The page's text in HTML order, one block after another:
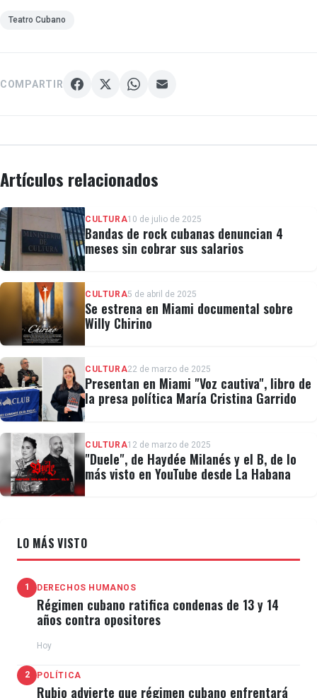
Teatro Cubano
COMPARTIR
Artículos relacionados
CULTURA10 de julio de 2025
Bandas de rock cubanas denuncian 4
meses sin cobrar sus salarios
CULTURA5 de abril de 2025
Se estrena en Miami documental sobre
Willy Chirino
CULTURA22 de marzo de 2025
Presentan en Miami "Voz cautiva", libro de
la presa política María Cristina Garrido
CULTURA12 de marzo de 2025
"Duele", de Haydée Milanés y el B, de lo
más visto en YouTube desde La Habana
LO MÁS VISTO
1 DERECHOS HUMANOS
Régimen cubano ratifica condenas de 13 y 14
años contra opositores
Hoy
2 POLÍTICA
Rubio advierte que régimen cubano enfrentará